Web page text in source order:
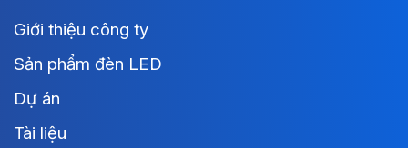
Giới thiệu công ty
Sản phẩm đèn LED
Dự án
Tài liệu